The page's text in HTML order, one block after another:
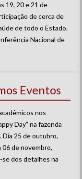
19, 20 e 21 de
de cerca de
de todo o Estado.
Nacional de
Eventos
nos
Day” na fazenda
Dia 25 de outubro,
06 de novembro,
dos detalhes na